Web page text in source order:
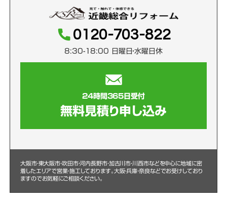
0120-703-822
8:30-18:00 日曜日・水曜日休
24時間365日受付
無料見積り申し込み
大阪市・東大阪市・吹田市・河内長野市・加古川市・川西市などを中心に地域に密
着したエリアで営業・施工しております。大阪・兵庫・奈良などでお受けしており
ますのでお気軽にご相談ください。